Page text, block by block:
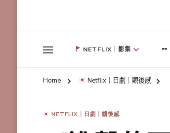
NETFLIX｜影集
Home Netflix｜日劇｜觀後感
NETFLIX｜日劇｜觀後感